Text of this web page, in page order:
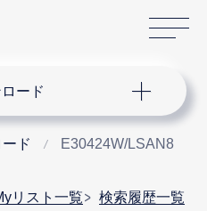
ード
ド E30424W/LSAN8
リスト一覧 検索履歴一覧